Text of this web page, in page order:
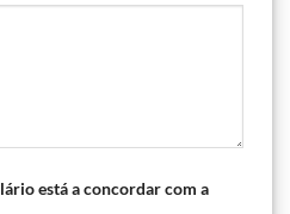
está a concordar com a